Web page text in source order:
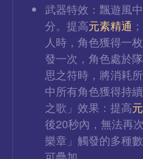
武器特效：飄遊風
分。提高元素精通 ；
人時，角色獲得一
發一次，角色處於
思之符時，將消耗
中所有角色獲得持
之歌」效果：提高
後20秒內，無法再
樂章」觸發的多種